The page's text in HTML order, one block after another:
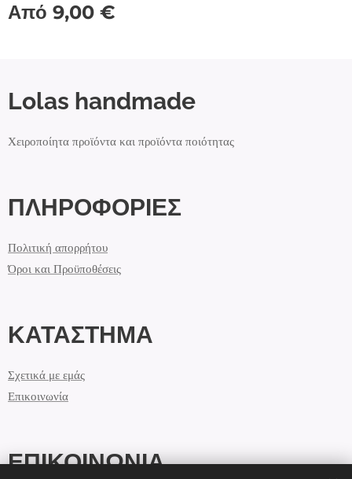
Από 9,00 €
Lolas handmade
Χειροποίητα προϊόντα και προϊόντα ποιότητας
ΠΛΗΡΟΦΟΡΙΕΣ
Πολιτική απορρήτου
Όροι και Προϋποθέσεις
ΚΑΤΑΣΤΗΜΑ
Σχετικά με εμάς
Επικοινωνία
ΕΠΙΚΟΙΝΩΝΙΑ